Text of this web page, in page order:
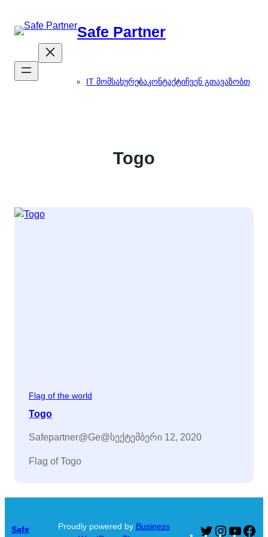
გადასვლა
Safe Partner
IT მომსახურებაკონტაქტიჩვენ გთავაზობთ
Togo
Flag of the world
Togo
Safepartner@ge@სექტემბერი 12, 2020
Flag of Togo
Safe
Proudly powered by Business
TwitterInstagram